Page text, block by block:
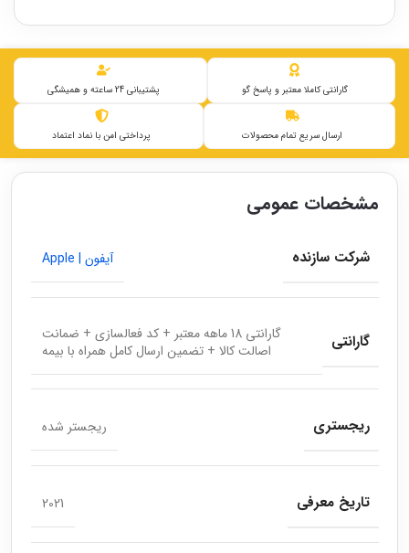
گارانتی کاملا معتبر و پاسخ گو پشتیبانی 24 ساعته و همیشگی
ارسال سریع تمام محصولات پرداختی امن با نماد اعتماد
مشخصات عمومی
شرکت سازنده آیفون | Apple
گارانتی
گارانتی 18 ماهه معتبر + کد فعالسازی + ضمانت
اصالت کالا + تضمین ارسال کامل همراه با بیمه
ریجستری ریجستر شده
تاریخ معرفی 2021